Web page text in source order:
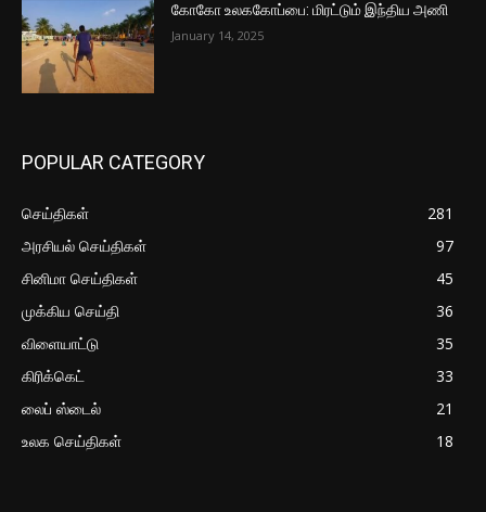
கோகோ உலககோப்பை: மிரட்டும் இந்திய அணி
January 14, 2025
POPULAR CATEGORY
செய்திகள்
281
அரசியல் செய்திகள்
97
சினிமா செய்திகள்
45
முக்கிய செய்தி
36
விளையாட்டு
35
கிரிக்கெட்
33
லைப் ஸ்டைல்
21
உலக செய்திகள்
18